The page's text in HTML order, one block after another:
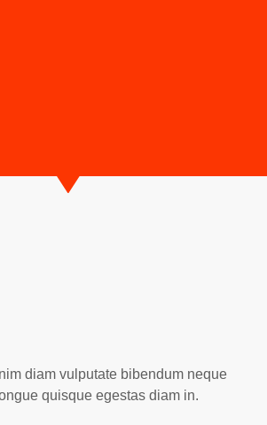
diam vulputate bibendum neque
quisque egestas diam in.